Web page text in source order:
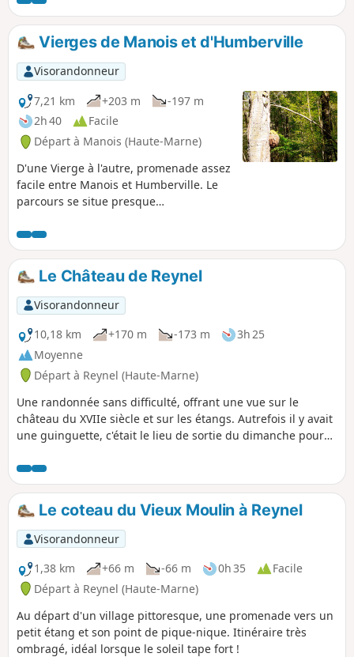
Vierges de Manois et d'Humberville
Visorandonneur
7,21 km
+203 m
-197 m
2h 40
Facile
Départ à Manois (Haute-Marne)
D'une Vierge à l'autre, promenade assez
facile entre Manois et Humberville. Le
parcours se situe presque
très ombragé.
Le Château de Reynel
Visorandonneur
10,18 km
+170 m -173 m
3h 25
Moyenne
Départ à Reynel (Haute-Marne)
Une randonnée sans difficulté, offrant une vue sur le
château du XVIIe siècle et sur les étangs. Autrefois il y avait
une guinguette, c'était le lieu de sortie du dimanche pour
Le coteau du Vieux Moulin à Reynel
Visorandonneur
1,38 km
+66 m -66 m 0h 35
Facile
Départ à Reynel (Haute-Marne)
Au départ d'un village pittoresque, une promenade vers un
petit étang et son point de pique-nique. Itinéraire très
ombragé, idéal lorsque le soleil tape fort !